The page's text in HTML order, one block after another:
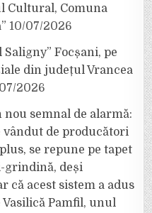
Cultural, Comuna
10/07/2026
Focșani, pe
din județul Vrancea
2026
semnal de alarmă:
de producători
se repune pe tapet
grindină, deși
că acest sistem a adus
Pamfil, unul